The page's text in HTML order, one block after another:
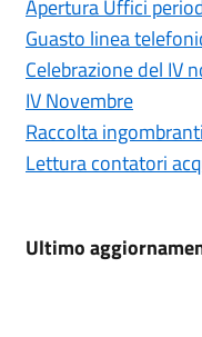
Apertura Uffici
Guasto linea
Celebrazione del IV
IV Novembre
Raccolta ingombranti
Lettura contatori
Ultimo